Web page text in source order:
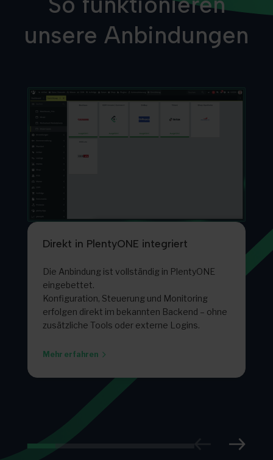
unsere Anbindungen
Direkt in PlentyONE integriert
Die Anbindung ist vollständig in PlentyONE
eingebettet.
Konfiguration, Steuerung und Monitoring
erfolgen direkt im bekannten Backend – ohne
zusätzliche Tools oder externe Logins.
Mehr erfahren